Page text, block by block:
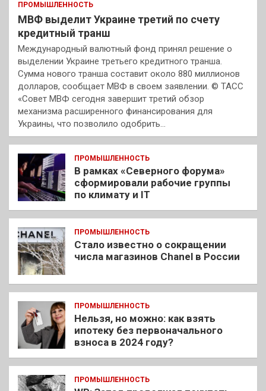
ПРОМЫШЛЕННОСТЬ
МВФ выделит Украине третий по счету
кредитный транш
Международный валютный фонд принял решение о
выделении Украине третьего кредитного транша.
Сумма нового транша составит около 880 миллионов
долларов, сообщает МВФ в своем заявлении. © ТАСС
«Совет МВФ сегодня завершит третий обзор
механизма расширенного финансирования для
Украины, что позволило одобрить…
ПРОМЫШЛЕННОСТЬ
В рамках «Северного форума»
сформировали рабочие группы
по климату и IT
ПРОМЫШЛЕННОСТЬ
Стало известно о сокращении
числа магазинов Chanel в России
ПРОМЫШЛЕННОСТЬ
Нельзя, но можно: как взять
ипотеку без первоначального
взноса в 2024 году?
ПРОМЫШЛЕННОСТЬ